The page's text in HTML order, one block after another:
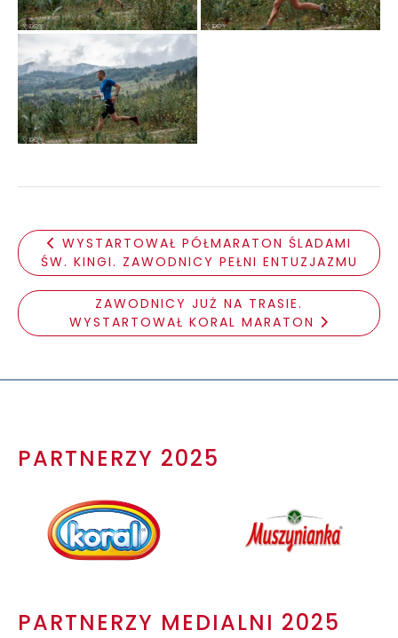
WYSTARTOWAŁ PÓŁMARATON ŚLADAMI
ŚW. KINGI. ZAWODNICY PEŁNI ENTUZJAZMU
ZAWODNICY JUŻ NA TRASIE.
WYSTARTOWAŁ KORAL MARATON
PARTNERZY 2025
PARTNERZY MEDIALNI 2025